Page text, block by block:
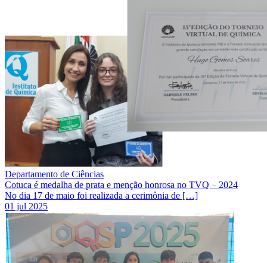
Departamento de Ciências
Cotuca é medalha de prata e menção honrosa no TVQ – 2024
No dia 17 de maio foi realizada a cerimônia de […]
01 jul 2025